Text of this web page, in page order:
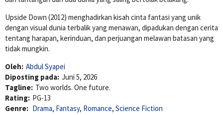
Upside Down (2012) menghadirkan kisah cinta fantasi yang unik
dengan visual dunia terbalik yang menawan, dipadukan dengan cerita
tentang harapan, kerinduan, dan perjuangan melawan batasan yang
tidak mungkin.
Oleh: Abdul Syapei
Diposting pada: Juni 5, 2026
Tagline: Two worlds. One future.
Rating: PG-13
Genre: Drama, Fantasy, Romance, Science Fiction